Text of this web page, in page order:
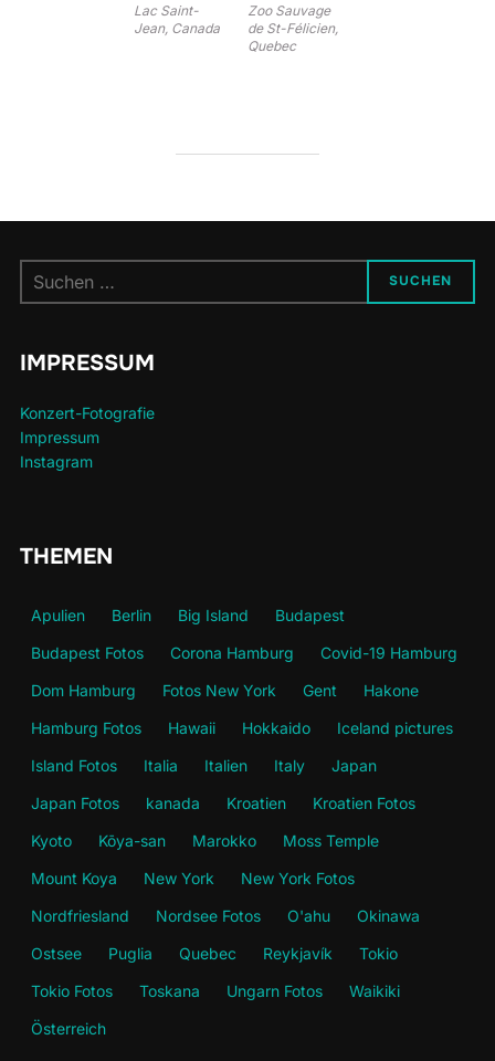
Lac Saint-
Jean, Canada
Zoo Sauvage
de St-Félicien,
Quebec
nach:
SUCHEN
IMPRESSUM
Konzert-Fotografie
Impressum
Instagram
THEMEN
Apulien Berlin Big Island
Budapest
Budapest Fotos
Corona Hamburg
Covid-19 Hamburg
Dom Hamburg
Fotos New York Gent
Hakone
Hamburg Fotos
Hawaii Hokkaido
Iceland pictures
Island Fotos
Italia Italien Italy
Japan
Japan Fotos
kanada Kroatien
Kroatien Fotos
Kyoto
Kōya-san Marokko
Moss Temple
Mount Koya
New York
New York Fotos
Nordfriesland
Nordsee Fotos O'ahu
Okinawa
Ostsee
Puglia Quebec Reykjavík
Tokio
Tokio Fotos
Toskana Ungarn Fotos
Waikiki
Österreich